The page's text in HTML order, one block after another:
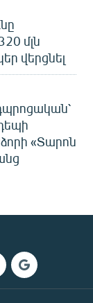
մլն
վերցնել
«Տարոն